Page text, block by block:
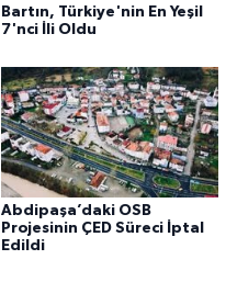
Bartın, Türkiye'nin En Yeşil
7'nci İli Oldu
Abdipaşa’daki OSB
Projesinin ÇED Süreci İptal
Edildi